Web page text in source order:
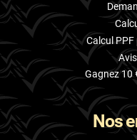
Suzuki
Tata
Tesla
Toyota
Volkswagen
Calcul
Gagnez 10
Nos